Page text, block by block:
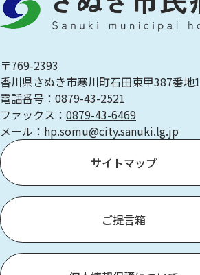
〒769-2393
香川県さぬき市寒川町石田東甲387番地1
電話番号： 0879-43-2521
ファックス： 0879-43-6469
メール：hp.somu@city.sanuki.lg.jp
サイトマップ
ご提言箱